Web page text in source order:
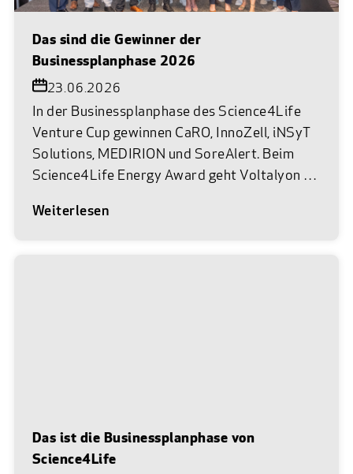
Das sind die Gewinner der
Businessplanphase 2026
23.06.2026
In der Businessplanphase des Science4Life
Venture Cup gewinnen CaRO, InnoZell, iNSyT
Solutions, MEDIRION und SoreAlert. Beim
Science4Life Energy Award geht Voltalyon als
wieder so weit. Im Museum Reinhard Ernst in
Science4Life Energy Award ausgezeichnet.
Vor Ort in bester Location feierten und
Weiterlesen
Das ist die Businessplanphase von
Science4Life